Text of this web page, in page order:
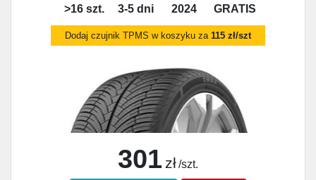
>16 szt. 3-5 dni 2024 GRATIS
Dodaj czujnik TPMS w koszyku za 115 zł/szt
301 zł /szt.